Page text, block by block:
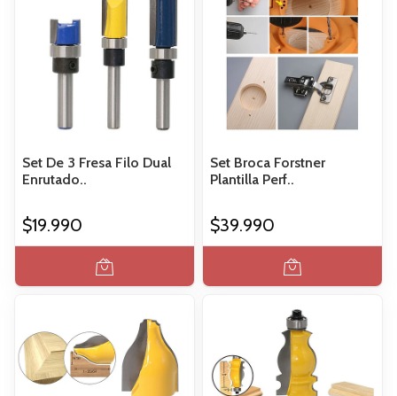
Set De 3 Fresa Filo Dual
Enrutado..
$19.990
Set Broca Forstner
Plantilla Perf..
$39.990